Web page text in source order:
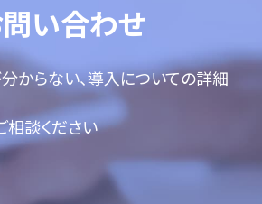
い合わせ
からない、導入についての詳細
相談ください